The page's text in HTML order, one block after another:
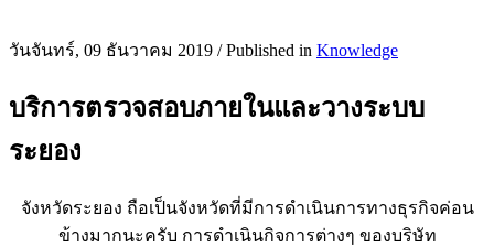
วันจันทร์, 09 ธันวาคม 2019 /Published in Knowledge
บริการตรวจสอบภายในและวางระบบ
ระยอง
จังหวัดระยอง ถือเป็นจังหวัดที่มีการดำเนินการทางธุรกิจค่อน
ข้างมากนะครับ การดำเนินกิจการต่างๆ ของบริษัท